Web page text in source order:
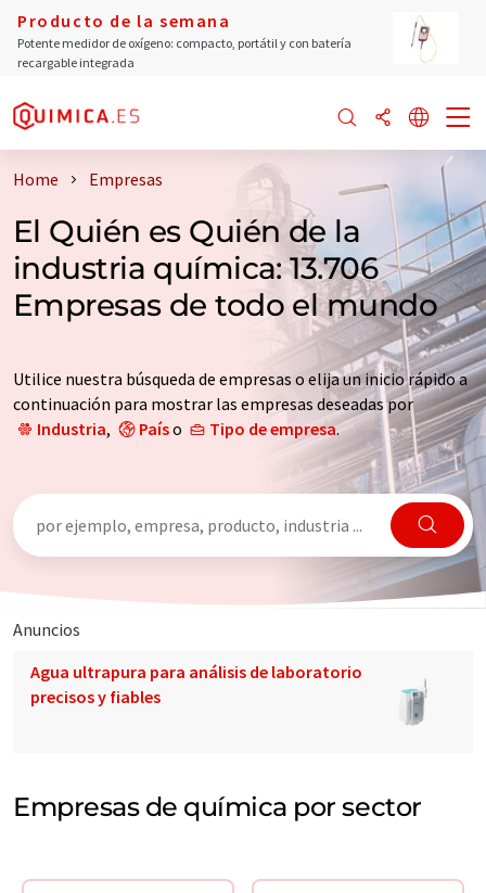
Producto de la semana
Potente medidor de oxígeno: compacto, portátil y con batería
recargable integrada
Home Empresas
El Quién es Quién de la
industria química: 13.706
Empresas de todo el mundo
Utilice nuestra búsqueda de empresas o elija un inicio rápido a
continuación para mostrar las empresas deseadas por
Industria, Paíso Tipo de empresa.
Anuncios
Agua ultrapura para análisis de laboratorio
precisos y fiables
Empresas de química por sector